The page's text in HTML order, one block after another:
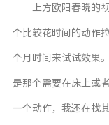
上方欧阳春晓的
个比较花时间的动作
个月时间来试试效果
是那个需要在床上或
一个动作，我还在找